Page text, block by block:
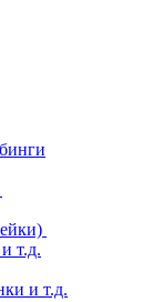
т.д.
и т.д.